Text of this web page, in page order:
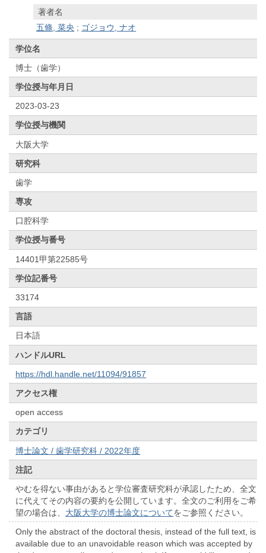
著者名
五條, 菜央 ; ゴジョウ, ナオ
学位名
博士（歯学）
学位授与年月日
2023-03-23
学位授与機関
大阪大学
研究科
歯学
専攻
口腔科学
学位授与番号
14401甲第22585号
学位記番号
33174
言語
日本語
ハンドルURL
https://hdl.handle.net/11094/91857
アクセス権
open access
カテゴリ
博士論文 / 歯学研究科 / 2022年度
注記
やむを得ない事由があると学位審査研究科が承認したため、全文
に代えてその内容の要約を公開しています。全文のご利用をご希
望の場合は、 大阪大学の博士論文についてをご参照ください。
Only the abstract of the doctoral thesis, instead of the full text, is
available due to an unavoidable reason which was accepted by